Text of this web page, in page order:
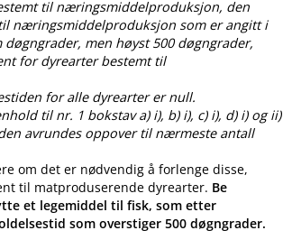
til næringsmiddelproduksjon, den
næringsmiddelproduksjon som er angitt i
men høyst 500 døgngrader,
for dyrearter bestemt til
for alle dyrearter er null.
til nr. 1 bokstav a) i), b) i), c) i), d) i) og ii)
avrundes oppover til nærmeste antall
om det er nødvendig å forlenge disse,
til matproduserende dyrearter. Be
et legemiddel til fisk, som etter
som overstiger 500 døgngrader.